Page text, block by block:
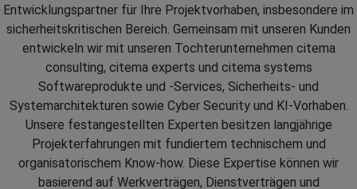
Entwicklungspartner für Ihre Projektvorhaben, insbesondere im
sicherheitskritischen Bereich. Gemeinsam mit unseren Kunden
entwickeln wir mit unseren Tochterunternehmen citema
consulting, citema experts und citema systems
Softwareprodukte und -Services, Sicherheits- und
Systemarchitekturen sowie Cyber Security und KI-Vorhaben.
Unsere festangestellten Experten besitzen langjährige
Projekterfahrungen mit fundiertem technischem und
organisatorischem Know-how. Diese Expertise können wir
basierend auf Werkverträgen, Dienstverträgen und